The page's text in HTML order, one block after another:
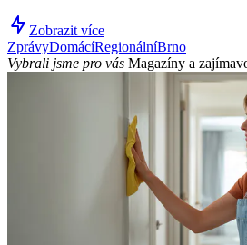
Zobrazit více
ZprávyDomácíRegionálníBrno
Vybrali jsme pro vás Magazíny a